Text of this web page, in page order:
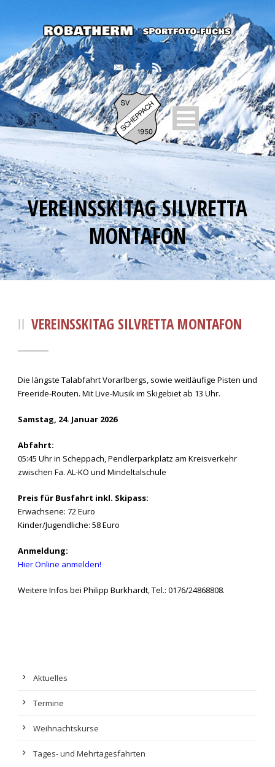
VEREINSSKITAG SILVRETTA
MONTAFON
VEREINSSKITAG SILVRETTA MONTAFON
Die längste Talabfahrt Vorarlbergs, sowie weitläufige Pisten und
Freeride-Routen. Mit Live-Musik im Skigebiet ab 13 Uhr.
Samstag, 24. Januar 2026
Abfahrt:
05:45 Uhr in Scheppach, Pendlerparkplatz am Kreisverkehr
zwischen Fa. AL-KO und Mindeltalschule
Preis für Busfahrt inkl. Skipass:
Erwachsene: 72 Euro
Kinder/Jugendliche: 58 Euro
Anmeldung:
Hier Online anmelden!
Weitere Infos bei Philipp Burkhardt, Tel.: 0176/24868808.
Aktuelles
Termine
Weihnachtskurse
Tages- und Mehrtagesfahrten